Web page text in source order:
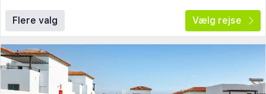
Flere valg Vælg rejse